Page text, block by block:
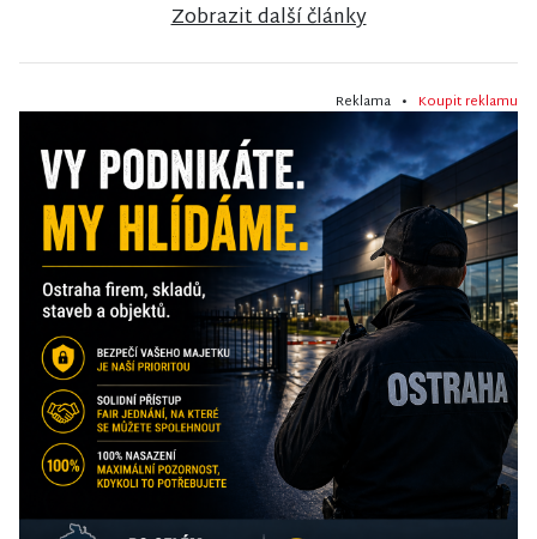
Zobrazit další články
Reklama • Koupit reklamu